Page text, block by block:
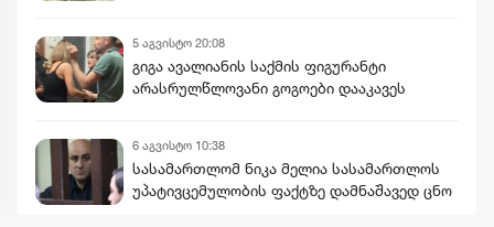
5 აგვისტო 20:08
გიგა ავალიანის საქმის ფიგურანტი
არასრულწლოვანი გოგოები დააკავეს
6 აგვისტო 10:38
სასამართლომ ნიკა მელია სასამართლოს
უპატივცემულობის ფაქტზე დამნაშავედ ცნო